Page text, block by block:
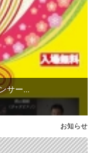
サー...
お知らせ